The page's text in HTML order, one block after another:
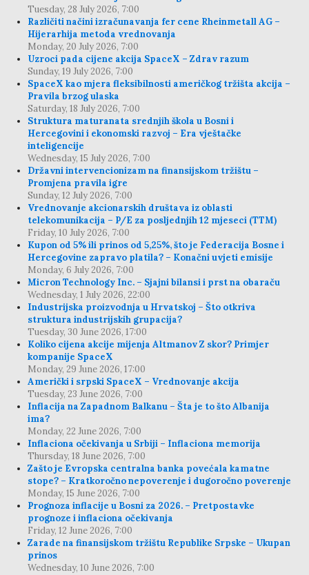
Tuesday, 28 July 2026, 7:00
Različiti načini izračunavanja fer cene Rheinmetall AG –
Hijerarhija metoda vrednovanja
Monday, 20 July 2026, 7:00
Uzroci pada cijene akcija SpaceX – Zdrav razum
Sunday, 19 July 2026, 7:00
SpaceX kao mjera fleksibilnosti američkog tržišta akcija –
Pravila brzog ulaska
Saturday, 18 July 2026, 7:00
Struktura maturanata srednjih škola u Bosni i
Hercegovini i ekonomski razvoj – Era vještačke
inteligencije
Wednesday, 15 July 2026, 7:00
Državni intervencionizam na finansijskom tržištu –
Promjena pravila igre
Sunday, 12 July 2026, 7:00
Vrednovanje akcionarskih društava iz oblasti
telekomunikacija – P/E za posljednjih 12 mjeseci (TTM)
Friday, 10 July 2026, 7:00
Kupon od 5% ili prinos od 5,25%, što je Federacija Bosne i
Hercegovine zapravo platila? – Konačni uvjeti emisije
Monday, 6 July 2026, 7:00
Micron Technology Inc. – Sjajni bilansi i prst na obaraču
Wednesday, 1 July 2026, 22:00
Industrijska proizvodnja u Hrvatskoj – Što otkriva
struktura industrijskih grupacija?
Tuesday, 30 June 2026, 17:00
Koliko cijena akcije mijenja Altmanov Z skor? Primjer
kompanije SpaceX
Monday, 29 June 2026, 17:00
Američki i srpski SpaceX – Vrednovanje akcija
Tuesday, 23 June 2026, 7:00
Inflacija na Zapadnom Balkanu – Šta je to što Albanija
ima?
Monday, 22 June 2026, 7:00
Inflaciona očekivanja u Srbiji – Inflaciona memorija
Thursday, 18 June 2026, 7:00
Zašto je Evropska centralna banka povećala kamatne
stope? – Kratkoročno nepoverenje i dugoročno poverenje
Monday, 15 June 2026, 7:00
Prognoza inflacije u Bosni za 2026. – Pretpostavke
prognoze i inflaciona očekivanja
Friday, 12 June 2026, 7:00
Zarade na finansijskom tržištu Republike Srpske – Ukupan
prinos
Wednesday, 10 June 2026, 7:00